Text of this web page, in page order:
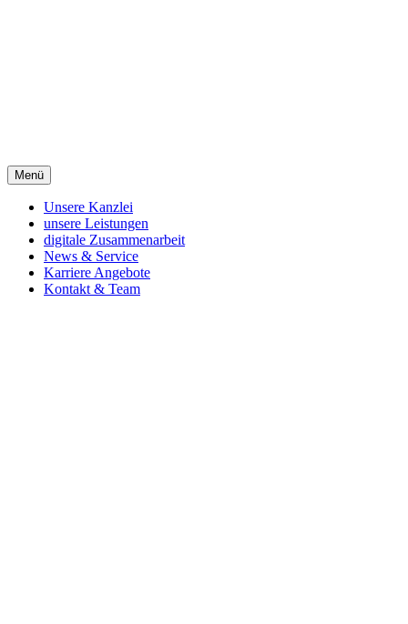
Menü
Unsere Kanzlei
unsere Leistungen
digitale Zusammenarbeit
News & Service
Karriere Angebote
Kontakt & Team